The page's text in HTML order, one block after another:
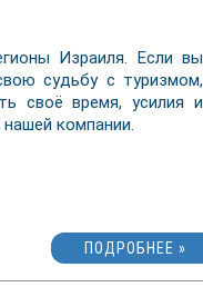
Израиля. Если вы
судьбу с туризмом,
своё время, усилия и
компании.
ПОДРОБНЕЕ »